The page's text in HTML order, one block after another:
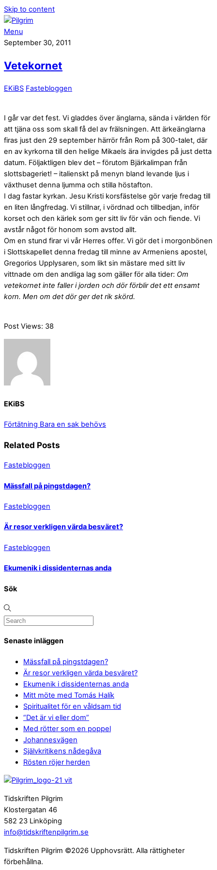
Skip to content
Menu
September 30, 2011
Vetekornet
EKiBS Fastebloggen
I går var det fest. Vi gladdes över änglarna, sända i världen för
att tjäna oss som skall få del av frälsningen. Att ärkeänglarna
firas just den 29 september härrör från Rom på 300-talet, där
en av kyrkorna till den helige Mikaels ära invigdes på just detta
datum. Följaktligen blev det – förutom Bjärkalimpan från
slottsbageriet! – italienskt på menyn bland levande ljus i
växthuset denna ljumma och stilla höstafton.
I dag fastar kyrkan. Jesu Kristi korsfästelse gör varje fredag till
en liten långfredag. Vi stillnar, i vördnad och tillbedjan, inför
korset och den kärlek som ger sitt liv för vän och fiende. Vi
avstår något för honom som avstod allt.
Om en stund firar vi vår Herres offer. Vi gör det i morgonbönen
i Slottskapellet denna fredag till minne av Armeniens apostel,
Gregorios Upplysaren, som likt sin mästare med sitt liv
vittnade om den andliga lag som gäller för alla tider: Om
vetekornet inte faller i jorden och dör förblir det ett ensamt
korn. Men om det dör ger det rik skörd.
Post Views: 38
EKiBS
Förtätning Bara en sak behövs
Related Posts
Fastebloggen
Mässfall på pingstdagen?
Fastebloggen
Är resor verkligen värda besväret?
Fastebloggen
Ekumenik i dissidenternas anda
Sök
Senaste inläggen
Mässfall på pingstdagen?
Är resor verkligen värda besväret?
Ekumenik i dissidenternas anda
Mitt möte med Tomás Halík
Spiritualitet för en våldsam tid
“Det är vi eller dom”
Med rötter som en poppel
Johannesvägen
Självkritikens nådegåva
Rösten röjer herden
Tidskriften Pilgrim
Klostergatan 46
582 23 Linköping
info@tidskriftenpilgrim.se
Tidskriften Pilgrim ©2026 Upphovsrätt. Alla rättigheter
förbehållna.